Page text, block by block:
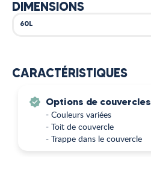
DIMENSIONS
60L
CARACTÉRISTIQUES
Options de couvercles
- Couleurs variées
- Toit de couvercle
- Trappe dans le couvercle